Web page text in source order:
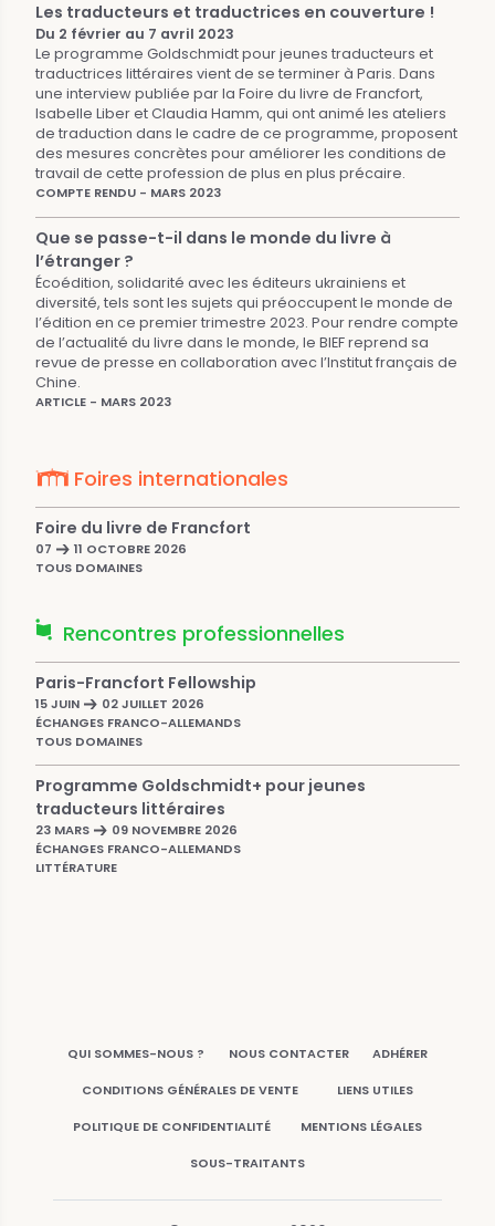
Les traducteurs et traductrices en couverture !
Du 2 février au 7 avril 2023
Le programme Goldschmidt pour jeunes traducteurs et
traductrices littéraires vient de se terminer à Paris. Dans
une interview publiée par la Foire du livre de Francfort,
Isabelle Liber et Claudia Hamm, qui ont animé les ateliers
de traduction dans le cadre de ce programme, proposent
des mesures concrètes pour améliorer les conditions de
travail de cette profession de plus en plus précaire.
COMPTE RENDU - MARS 2023
Que se passe-t-il dans le monde du livre à
l’étranger ?
Écoédition, solidarité avec les éditeurs ukrainiens et
diversité, tels sont les sujets qui préoccupent le monde de
l’édition en ce premier trimestre 2023. Pour rendre compte
de l’actualité du livre dans le monde, le BIEF reprend sa
revue de presse en collaboration avec l’Institut français de
Chine.
ARTICLE - MARS 2023
Foires internationales
Foire du livre de Francfort
07
11 OCTOBRE 2026
TOUS DOMAINES
Rencontres professionnelles
Paris-Francfort Fellowship
15 JUIN
02 JUILLET 2026
ÉCHANGES FRANCO-ALLEMANDS
TOUS DOMAINES
Programme Goldschmidt+ pour jeunes
traducteurs littéraires
23 MARS
09 NOVEMBRE 2026
ÉCHANGES FRANCO-ALLEMANDS
LITTÉRATURE
QUI SOMMES-NOUS ? NOUS CONTACTER ADHÉRER
CONDITIONS GÉNÉRALES DE VENTE LIENS UTILES
POLITIQUE DE CONFIDENTIALITÉ MENTIONS LÉGALES
SOUS-TRAITANTS